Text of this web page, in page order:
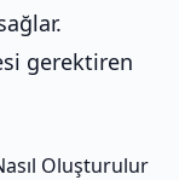
gerektiren
Oluşturulur